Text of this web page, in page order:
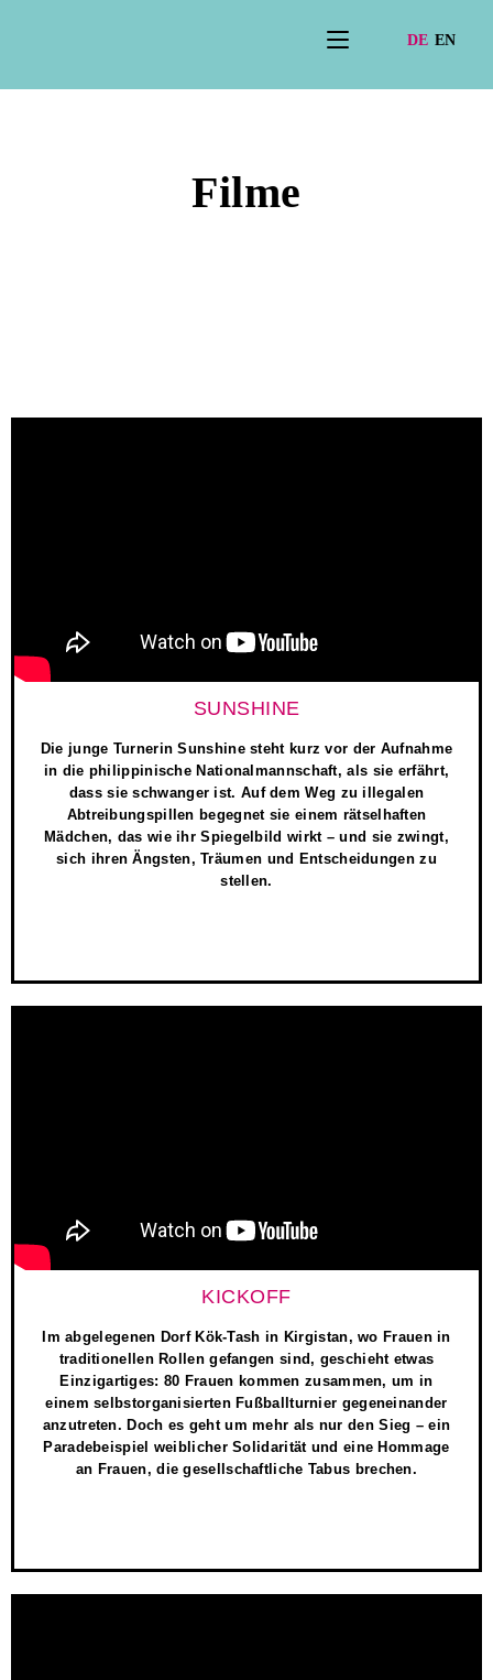
Filme
SUNSHINE
Die junge Turnerin Sunshine steht kurz vor der Aufnahme
in die philippinische Nationalmannschaft, als sie erfährt,
dass sie schwanger ist. Auf dem Weg zu illegalen
Abtreibungspillen begegnet sie einem rätselhaften
Mädchen, das wie ihr Spiegelbild wirkt – und sie zwingt,
sich ihren Ängsten, Träumen und Entscheidungen zu
stellen.
KICKOFF
Im abgelegenen Dorf Kök-Tash in Kirgistan, wo Frauen in
traditionellen Rollen gefangen sind, geschieht etwas
Einzigartiges: 80 Frauen kommen zusammen, um in
einem selbstorganisierten Fußballturnier gegeneinander
anzutreten. Doch es geht um mehr als nur den Sieg – ein
Paradebeispiel weiblicher Solidarität und eine Hommage
an Frauen, die gesellschaftliche Tabus brechen.